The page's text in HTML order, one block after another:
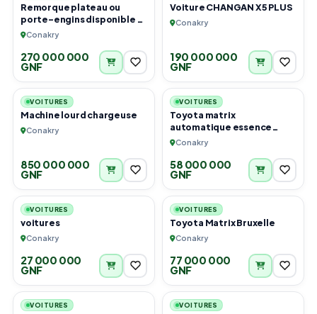
Remorque plateau ou
porte-engins disponible à
Conakry
Conakry
270 000 000
GNF
Voiture CHANGAN X5 PLUS
Conakry
190 000 000
GNF
3
VOITURES
Machine lourd chargeuse
Conakry
850 000 000
GNF
6
VOITURES
Toyota matrix
automatique essence
climatisé
Conakry
58 000 000
GNF
6
VOITURES
voitures
Conakry
27 000 000
GNF
6
VOITURES
Toyota Matrix Bruxelle
Conakry
77 000 000
GNF
6
VOITURES
2
VOITURES